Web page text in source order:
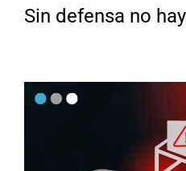
Sin defensa no